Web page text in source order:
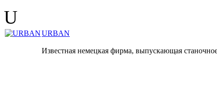
U
URBAN
Известная немецкая фирма, выпускающая